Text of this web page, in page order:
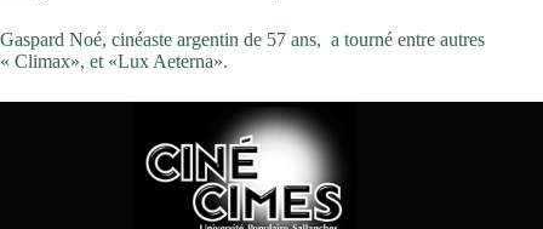
Gaspard Noé, cinéaste argentin de 57 ans, a tourné entre autres
« Climax», et «Lux Aeterna».